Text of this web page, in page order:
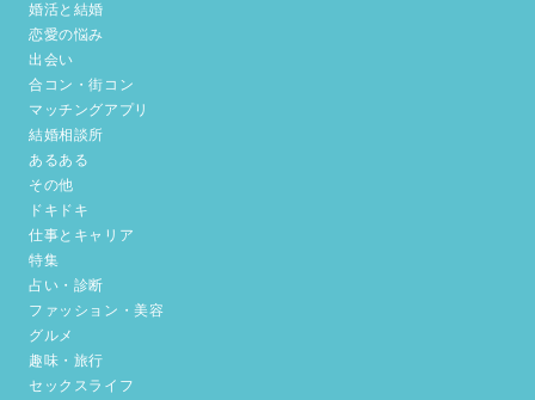
婚活と結婚
恋愛の悩み
出会い
合コン・街コン
マッチングアプリ
結婚相談所
あるある
その他
ドキドキ
仕事とキャリア
特集
占い・診断
ファッション・美容
グルメ
趣味・旅行
セックスライフ